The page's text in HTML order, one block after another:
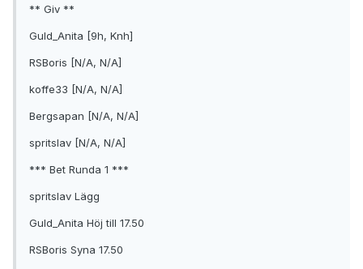
** Giv **
Guld_Anita [9h, Knh]
RSBoris [N/A, N/A]
koffe33 [N/A, N/A]
Bergsapan [N/A, N/A]
spritslav [N/A, N/A]
*** Bet Runda 1 ***
spritslav Lägg
Guld_Anita Höj till 17.50
RSBoris Syna 17.50